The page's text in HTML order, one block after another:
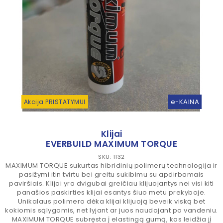
Akcija PRISTATYMUI e-KAINA
Klijai
EVERBUILD MAXIMUM TORQUE
SKU: 1132
MAXIMUM TORQUE sukurtas hibridinių polimerų technologija ir
pasižymi itin tvirtu bei greitu sukibimu su apdirbamais
paviršiais. Klijai yra dvigubai greičiau klijuojantys nei visi kiti
panašios paskirties klijai esantys šiuo metu prekyboje.
Unikalaus polimero dėka klijai klijuoją beveik viską bet
kokiomis sąlygomis, net lyjant ar juos naudojant po vandeniu.
MAXIMUM TORQUE subręsta į elastingą gumą, kas leidžia jį